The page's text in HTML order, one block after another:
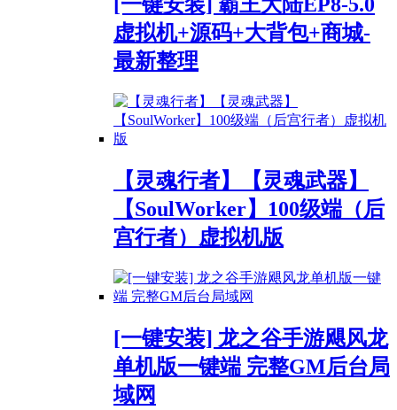
虚拟机+源码+大背包+商城-
最新整理
【灵魂行者】【灵魂武器】
【SoulWorker】100级端（后
宫行者）虚拟机版
[一键安装] 龙之谷手游飓风龙
单机版一键端 完整GM后台局
域网